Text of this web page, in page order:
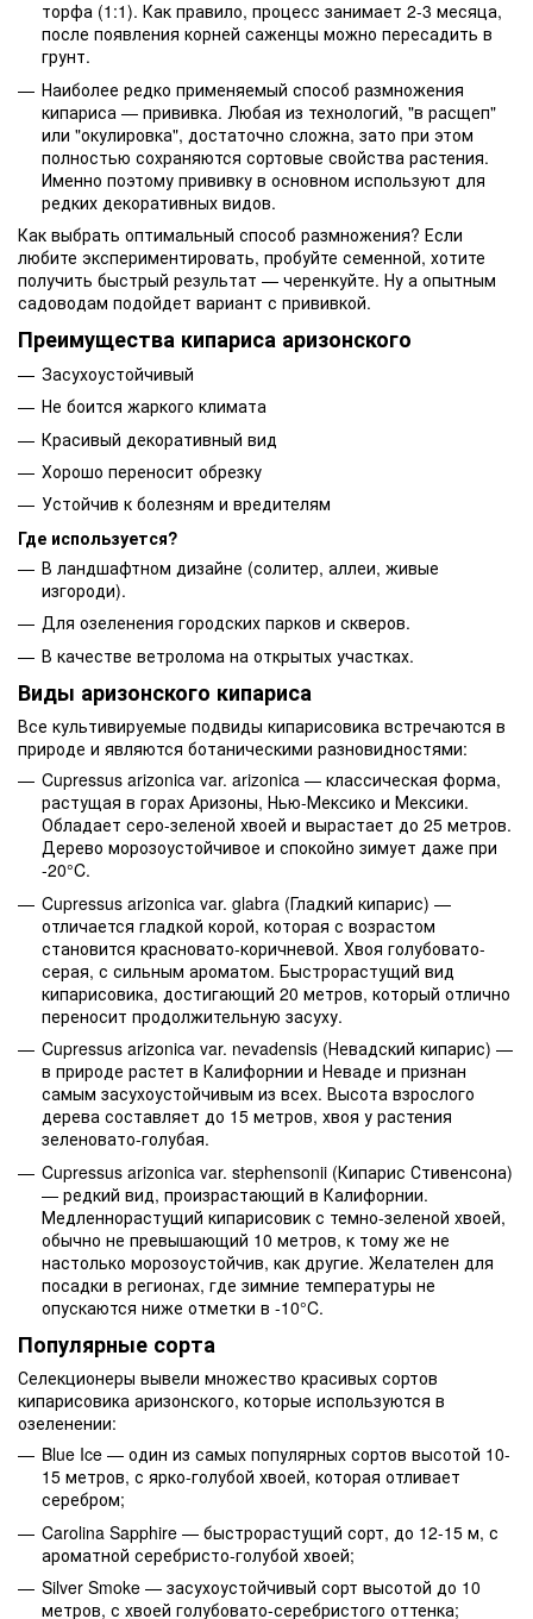
торфа (1:1). Как правило, процесс занимает 2-3 месяца,
после появления корней саженцы можно пересадить в
грунт.
Наиболее редко применяемый способ размножения
кипариса — прививка. Любая из технологий, "в расщеп"
или "окулировка", достаточно сложна, зато при этом
полностью сохраняются сортовые свойства растения.
Именно поэтому прививку в основном используют для
редких декоративных видов.
Как выбрать оптимальный способ размножения? Если
любите экспериментировать, пробуйте семенной, хотите
получить быстрый результат — черенкуйте. Ну а опытным
садоводам подойдет вариант с прививкой.
Преимущества кипариса аризонского
Засухоустойчивый
Не боится жаркого климата
Красивый декоративный вид
Хорошо переносит обрезку
Устойчив к болезням и вредителям
Где используется?
В ландшафтном дизайне (солитер, аллеи, живые
изгороди).
Для озеленения городских парков и скверов.
В качестве ветролома на открытых участках.
Виды аризонского кипариса
Все культивируемые подвиды кипарисовика встречаются в
природе и являются ботаническими разновидностями:
Cupressus arizonica var. arizonica — классическая форма,
растущая в горах Аризоны, Нью-Мексико и Мексики.
Обладает серо-зеленой хвоей и вырастает до 25 метров.
Дерево морозоустойчивое и спокойно зимует даже при
-20°C.
Cupressus arizonica var. glabra (Гладкий кипарис) —
отличается гладкой корой, которая с возрастом
становится красновато-коричневой. Хвоя голубовато-
серая, с сильным ароматом. Быстрорастущий вид
кипарисовика, достигающий 20 метров, который отлично
переносит продолжительную засуху.
Cupressus arizonica var. nevadensis (Невадский кипарис) —
в природе растет в Калифорнии и Неваде и признан
самым засухоустойчивым из всех. Высота взрослого
дерева составляет до 15 метров, хвоя у растения
зеленовато-голубая.
Cupressus arizonica var. stephensonii (Кипарис Стивенсона)
— редкий вид, произрастающий в Калифорнии.
Медленнорастущий кипарисовик с темно-зеленой хвоей,
обычно не превышающий 10 метров, к тому же не
настолько морозоустойчив, как другие. Желателен для
посадки в регионах, где зимние температуры не
опускаются ниже отметки в -10°C.
Популярные сорта
Селекционеры вывели множество красивых сортов
кипарисовика аризонского, которые используются в
озеленении:
Blue Ice — один из самых популярных сортов высотой 10-
15 метров, с ярко-голубой хвоей, которая отливает
серебром;
Carolina Sapphire — быстрорастущий сорт, до 12-15 м, с
ароматной серебристо-голубой хвоей;
Silver Smoke — засухоустойчивый сорт высотой до 10
метров, с хвоей голубовато-серебристого оттенка;